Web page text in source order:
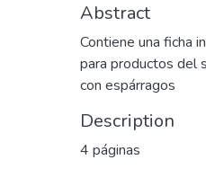
Abstract
Contiene una ficha
para productos del
con espárragos
Description
4 páginas